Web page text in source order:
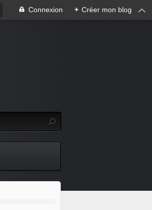
Connexion + Créer mon blog